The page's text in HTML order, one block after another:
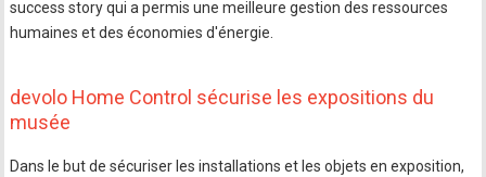
success story qui a permis une meilleure gestion des ressources
humaines et des économies d'énergie.
devolo Home Control sécurise les expositions du
musée
Dans le but de sécuriser les installations et les objets en exposition,